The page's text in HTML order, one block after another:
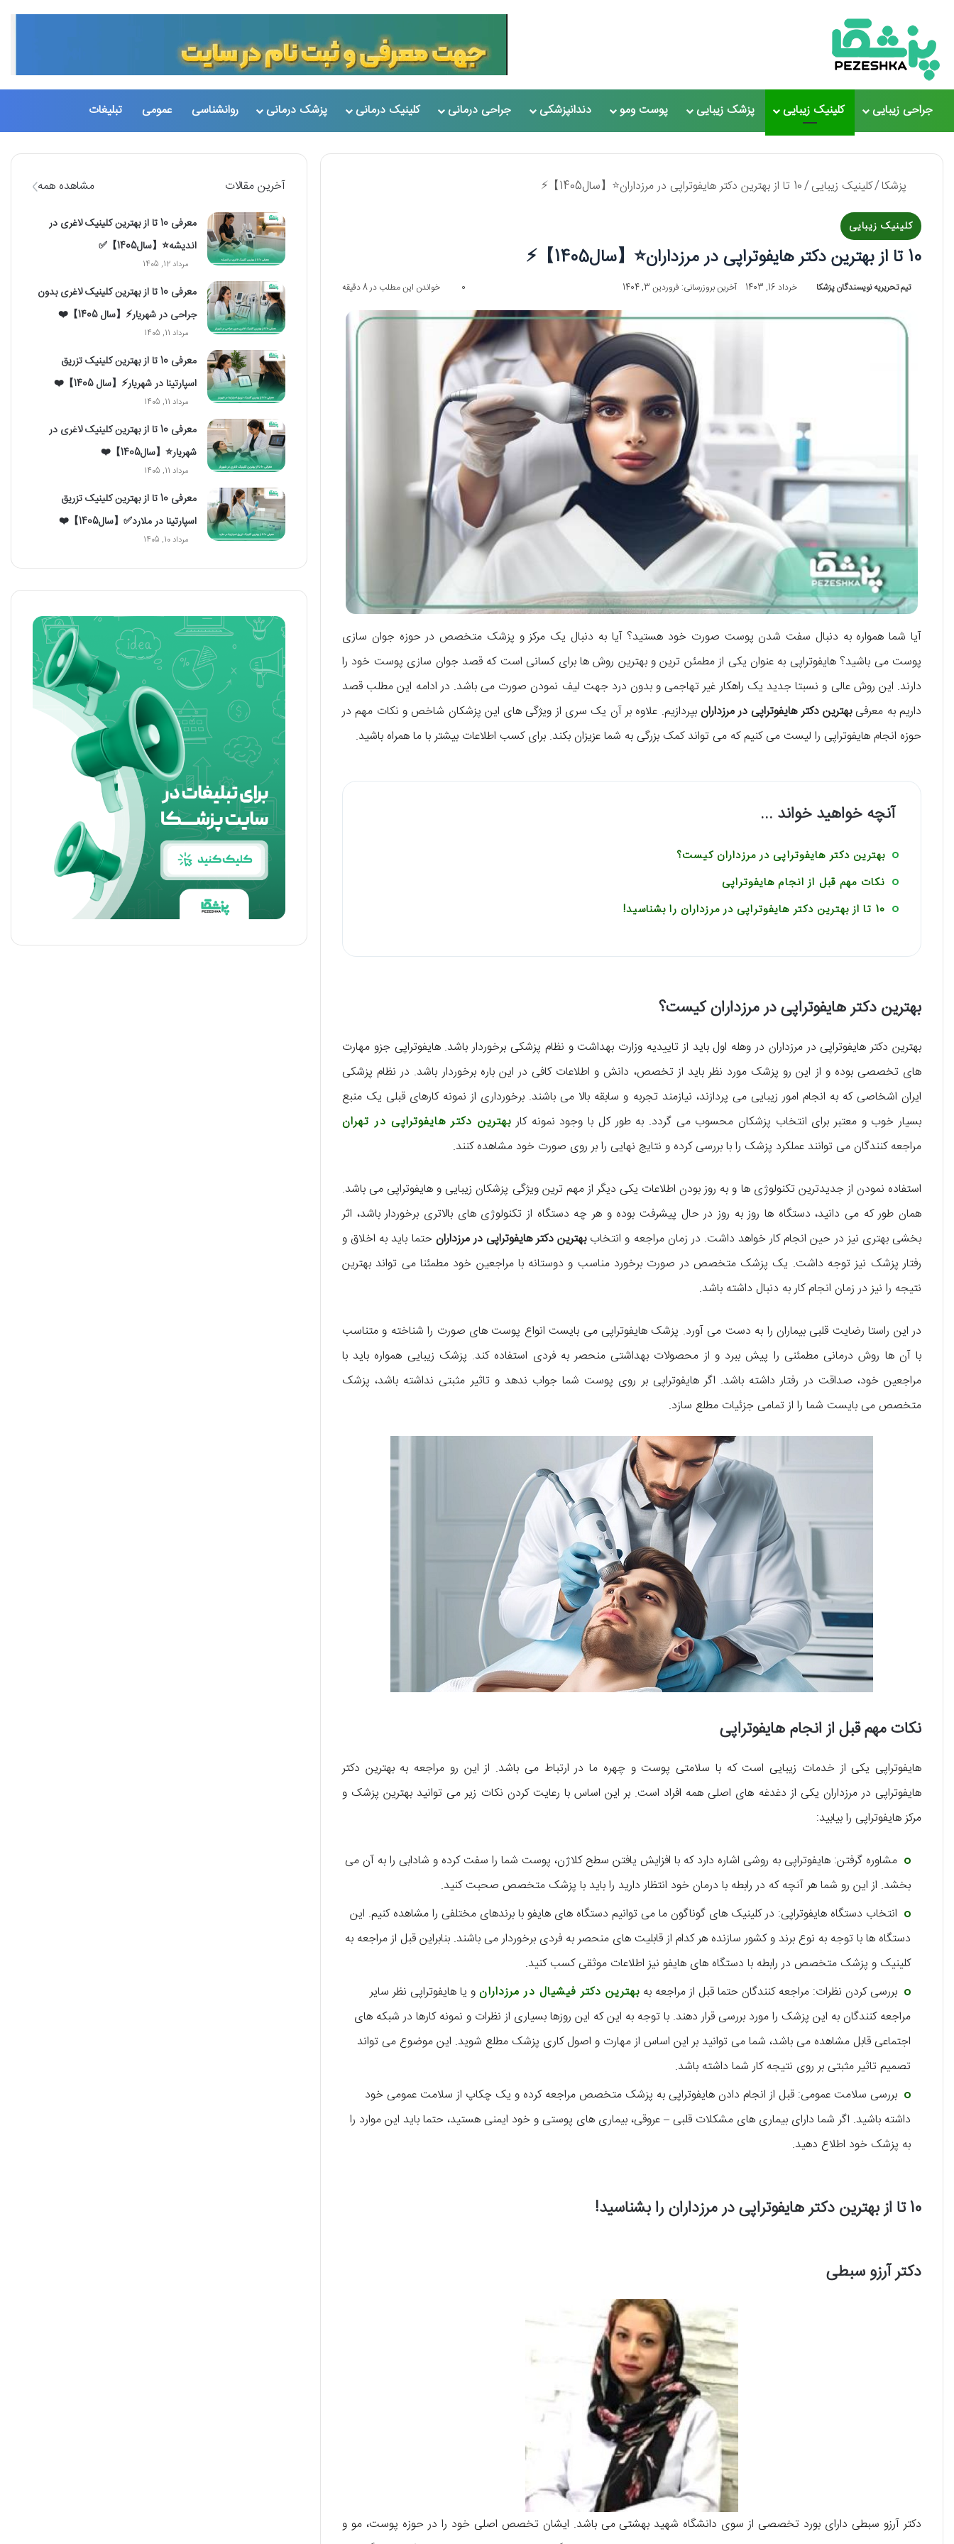
جراحی زیبایی کلینیک زیبایی پزشک زیبایی پوست ومو دندانپزشکی جراحی درمانی کلینیک درمانی پزشک درمانی روانشناسی عمومی تبلیغات
پزشکا/کلینیک زیبایی/10 تا از بهترین دکتر هایفوتراپی در مرزداران⭐【سال1405】⚡️
کلینیک زیبایی
10 تا از بهترین دکتر هایفوتراپی در مرزداران⭐【سال1405】⚡️
تیم تحریریه نویسندگان پزشکا خرداد 16, 1403 آخرین بروزرسانی: فروردین 3, 1404 0 خواندن این مطلب در 8 دقیقه
آیا شما همواره به دنبال سفت شدن پوست صورت خود هستید؟ آیا به دنبال یک مرکز و پزشک متخصص در حوزه‌ جوان سازی
پوست می‌ باشید؟ هایفوتراپی به عنوان یکی از مطمئن‌ ترین و بهترین روش‌ ها برای کسانی است که قصد جوان سازی پوست خود را
دارند. این روش عالی و نسبتا جدید یک راهکار غیر تهاجمی و بدون درد جهت لیف نمودن صورت می‌ باشد. در ادامه‌ این مطلب قصد
داریم به معرفیبهترین دکتر هایفوتراپی در مرزداران بپردازیم. علاوه بر آن یک سری از ویژگی‌ های این پزشکان شاخص و نکات مهم در
حوزه‌ انجام هایفوتراپی را لیست می‌ کنیم که می تواند کمک بزرگی به شما عزیزان بکند. برای کسب اطلاعات بیشتر با ما همراه باشید.
آنچه خواهید خواند ...
بهترین دکتر هایفوتراپی در مرزداران کیست؟
نکات مهم قبل از انجام هایفوتراپی
10 تا از بهترین دکتر هایفوتراپی در مرزداران را بشناسید!
بهترین دکتر هایفوتراپی در مرزداران کیست؟
بهترین دکتر هایفوتراپی در مرزداران در وهله‌ اول باید از تاییدیه‌ وزارت بهداشت و نظام پزشکی برخوردار باشد. هایفوتراپی جزو مهارت‌
های تخصصی بوده و از این رو پزشک مورد نظر باید از تخصص، دانش و اطلاعات کافی در این باره برخوردار باشد. در نظام پزشکی
ایران اشخاصی که به انجام امور زیبایی می‌ پردازند، نیازمند تجربه و سابقه‌ بالا می‌ باشند. برخورداری از نمونه کارهای قبلی یک منبع
بسیار خوب و معتبر برای انتخاب پزشکان محسوب می‌ گردد. به طور کل با وجود نمونه کار بهترین دکتر هایفوتراپی در تهران
مراجعه کنندگان می‌ توانند عملکرد پزشک را با بررسی کرده و نتایج نهایی را بر روی صورت خود مشاهده کنند.
استفاده نمودن از جدیدترین تکنولوژی‌ ها و به روز بودن اطلاعات یکی دیگر از مهم‌ ترین ویژگی پزشکان زیبایی و هایفوتراپی می‌ باشد.
همان طور که می‌ دانید، دستگاه‌ ها روز به روز در حال پیشرفت بوده و هر چه دستگاه از تکنولوژی‌ های بالاتری برخوردار باشد، اثر
بخشی بهتری نیز در حین انجام کار خواهد داشت. در زمان مراجعه و انتخاببهترین دکتر هایفوتراپی در مرزداران حتما باید به اخلاق و
رفتار پزشک نیز توجه داشت. یک پزشک متخصص در صورت برخورد مناسب و دوستانه با مراجعین خود مطمئنا می‌ تواند بهترین
نتیجه را نیز در زمان انجام کار به دنبال داشته باشد.
در این راستا رضایت قلبی بیماران را به دست می‌ آورد. پزشک هایفوتراپی می‌ بایست انواع پوست‌ های صورت را شناخته و متناسب
با آن ها روش درمانی مطمئنی را پیش ببرد و از محصولات بهداشتی منحصر به فردی استفاده کند. پزشک زیبایی همواره باید با
مراجعین خود، صداقت در رفتار داشته باشد. اگر هایفوتراپی بر روی پوست شما جواب ندهد و تاثیر مثبتی نداشته باشد، پزشک
متخصص می‌ بایست شما را از تمامی جزئیات مطلع سازد.
نکات مهم قبل از انجام هایفوتراپی
هایفوتراپی یکی از خدمات زیبایی است که با سلامتی پوست و چهره‌ ما در ارتباط می‌ باشد. از این رو مراجعه به بهترین دکتر
هایفوتراپی در مرزداران یکی از دغدغه‌ های اصلی همه‌ افراد است. بر این اساس با رعایت کردن نکات زیر می‌ توانید بهترین پزشک و
مرکز هایفوتراپی را بیابید:
مشاوره گرفتن: هایفوتراپی به روشی اشاره دارد که با افزایش یافتن سطح کلاژن، پوست شما را سفت کرده و شادابی را به آن می‌
بخشد. از این رو شما هر آنچه که در رابطه با درمان خود انتظار دارید را باید با پزشک متخصص صحبت کنید.
انتخاب دستگاه هایفوتراپی: در کلینیک‌ های گوناگون ما می‌ توانیم دستگاه‌ های هایفو با برندهای مختلفی را مشاهده کنیم. این
دستگاه‌ ها با توجه به نوع برند و کشور سازنده هر کدام از قابلیت‌ های منحصر به فردی برخوردار می‌ باشند. بنابراین قبل از مراجعه به
کلینیک و پزشک متخصص در رابطه با دستگاه‌ های هایفو نیز اطلاعات موثقی کسب کنید.
بررسی کردن نظرات: مراجعه‌ کنندگان حتما قبل از مراجعه به بهترین دکتر فیشیال در مرزدارانو یا هایفوتراپی نظر سایر
مراجعه کنندگان به این پزشک را مورد بررسی قرار دهند. با توجه به این که این روزها بسیاری از نظرات و نمونه کارها در شبکه‌ های
اجتماعی قابل مشاهده می‌ باشد، شما می‌ توانید بر این اساس از مهارت و اصول کاری پزشک مطلع شوید. این موضوع می تواند
تصمیم تاثیر مثبتی بر روی نتیجه کار شما داشته باشد.
بررسی سلامت عمومی: قبل از انجام دادن هایفوتراپی به پزشک متخصص مراجعه کرده و یک چکاپ از سلامت عمومی خود
داشته باشید. اگر شما دارای بیماری‌ های مشکلات قلبی – عروقی، بیماری‌ های پوستی و خود ایمنی هستید، حتما باید این موارد را
به پزشک خود اطلاع دهید.
10 تا از بهترین دکتر هایفوتراپی در مرزداران را بشناسید!
دکتر آرزو سبطی
دکتر آرزو سبطی دارای بورد تخصصی از سوی دانشگاه شهید بهشتی می‌ باشد. ایشان تخصص اصلی خود را در حوزه‌ پوست، مو و
آخرین مقالات مشاهده همه
معرفی 10 تا از بهترین کلینیک لاغری در
اندیشه⭐【سال1405】✅
مرداد 12, 1405
معرفی 10 تا از بهترین کلینیک لاغری بدون
جراحی در شهریار⚡【سال 1405】❤️
مرداد 11, 1405
معرفی 10 تا از بهترین کلینیک تزریق
اسپارتینا در شهریار⚡【سال 1405】❤️
مرداد 11, 1405
معرفی 10 تا از بهترین کلینیک لاغری در
شهریار⭐【سال1405】❤️
مرداد 11, 1405
معرفی 10 تا از بهترین کلینیک تزریق
اسپارتینا در ملارد✅【سال1405】❤️
مرداد 10, 1405